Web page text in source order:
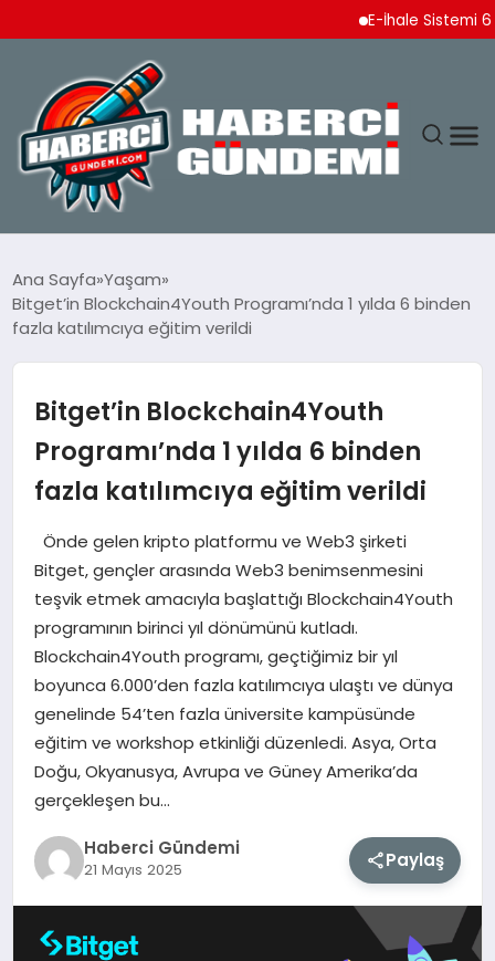
E-İhale Sistemi 6
YAŞAM
EKONOMI
DÜNYA
MAGAZIN
EĞITIM
SAĞLIK
TEKNOLOJI
Ana Sayfa Yaşam
Bitget’in Blockchain4Youth Programı’nda 1 yılda 6 binden
fazla katılımcıya eğitim verildi
Bitget’in Blockchain4Youth
Programı’nda 1 yılda 6 binden
fazla katılımcıya eğitim verildi
Önde gelen kripto platformu ve Web3 şirketi
Bitget, gençler arasında Web3 benimsenmesini
teşvik etmek amacıyla başlattığı Blockchain4Youth
programının birinci yıl dönümünü kutladı.
Blockchain4Youth programı, geçtiğimiz bir yıl
boyunca 6.000’den fazla katılımcıya ulaştı ve dünya
genelinde 54’ten fazla üniversite kampüsünde
eğitim ve workshop etkinliği düzenledi. Asya, Orta
Doğu, Okyanusya, Avrupa ve Güney Amerika’da
gerçekleşen bu…
Haberci Gündemi
21 Mayıs 2025 Paylaş